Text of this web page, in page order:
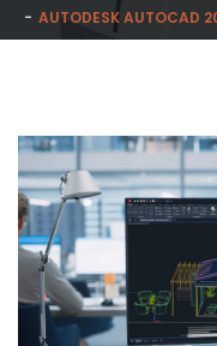
AUTODESK AUTOCAD